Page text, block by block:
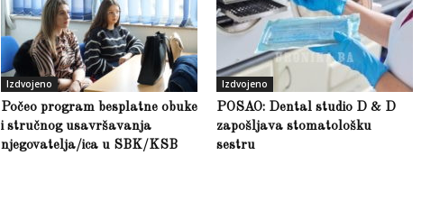
Izdvojeno
Počeo program besplatne obuke
i stručnog usavršavanja
njegovatelja/ica u SBK/KSB
Izdvojeno
POSAO: Dental studio D & D
zapošljava stomatološku
sestru